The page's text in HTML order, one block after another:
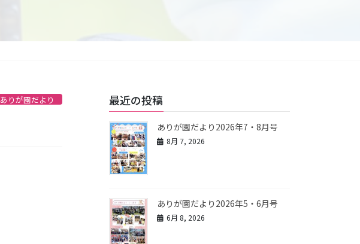
ありが園だより 最近の投稿
ありが園だより2026年7・8月号
8月 7, 2026
ありが園だより2026年5・6月号
6月 8, 2026